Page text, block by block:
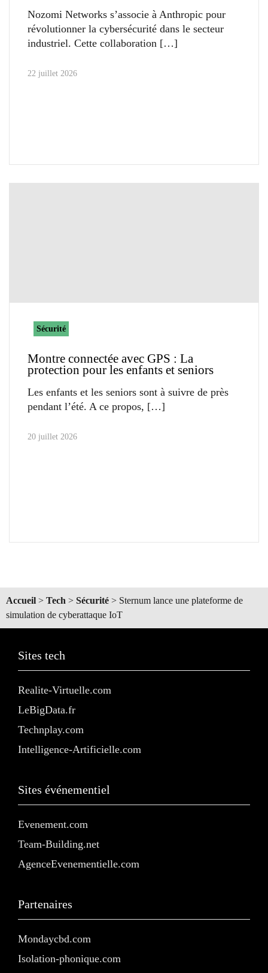
Nozomi Networks s’associe à Anthropic pour
révolutionner la cybersécurité dans le secteur
industriel. Cette collaboration
22 juillet 2026
Sécurité
Montre connectée avec GPS : La
protection pour les enfants et seniors
Les enfants et les seniors sont à suivre de près
pendant l’été. A ce propos,
20 juillet 2026
Accueil > Tech > Sécurité > Sternum lance une plateforme de
simulation de cyberattaque IoT
Sites tech
Realite-Virtuelle.com
LeBigData.fr
Technplay.com
Intelligence-Artificielle.com
Sites événementiel
Evenement.com
Team-Building.net
AgenceEvenementielle.com
Partenaires
Mondaycbd.com
Isolation-phonique.com